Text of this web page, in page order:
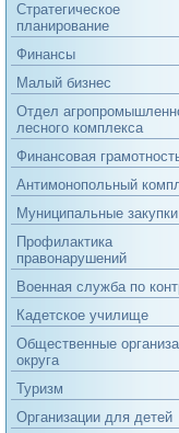
Стратегическое
планирование
Финансы
Малый бизнес
Отдел
лесного комплекса
Финансовая
Антимонопольный
Муниципальные закупки
Профилактика
правонарушений
Военная служба по
Кадетское училище
Общественные
округа
Туризм
Организации для детей